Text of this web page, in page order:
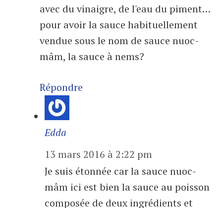
avec du vinaigre, de l'eau du piment…
pour avoir la sauce habituellement
vendue sous le nom de sauce nuoc-
mâm, la sauce à nems?
Répondre
Edda
13 mars 2016 à 2:22 pm
Je suis étonnée car la sauce nuoc-
mâm ici est bien la sauce au poisson
composée de deux ingrédients et